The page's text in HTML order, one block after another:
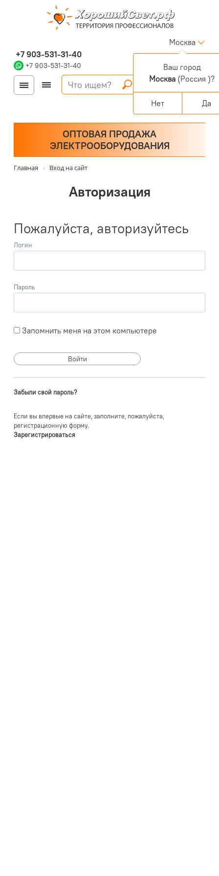
+7 903-531-31-40
+7 903-531-31-40
Москва
Войти
Регистрация
Корзина
0 позиций
Персональный раздел
ОПТОВАЯ ПРОДАЖА
ЭЛЕКТРООБОРУДОВАНИЯ
Главная Вход на сайт
Авторизация
Пожалуйста, авторизуйтесь
Логин
Пароль
Запомнить меня на этом компьютере
Забыли свой пароль?
Если вы впервые на сайте, заполните, пожалуйста,
регистрационную форму.
Зарегистрироваться
Ваш город
Москва (Россия )?
Нет Да